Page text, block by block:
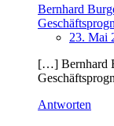
Bernhard
23. Mai
[…] Bernhard
Antworten